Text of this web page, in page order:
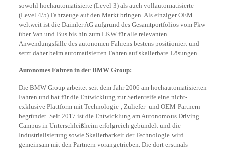
sowohl hochautomatisierte (Level 3) als auch vollautomatisierte
(Level 4/5) Fahrzeuge auf den Markt bringen. Als einziger OEM
weltweit ist die Daimler AG aufgrund des Gesamtportfolios vom Pkw
über Van und Bus bis hin zum LKW für alle relevanten
Anwendungsfälle des autonomen Fahrens bestens positioniert und
setzt daher beim automatisierten Fahren auf skalierbare Lösungen.
Autonomes Fahren in der BMW Group:
Die BMW Group arbeitet seit dem Jahr 2006 am hochautomatisierten
Fahren und hat für die Entwicklung zur Serienreife eine nicht-
exklusive Plattform mit Technologie-, Zuliefer- und OEM-Partnern
begründet. Seit 2017 ist die Entwicklung am Autonomous Driving
Campus in Unterschleißheim erfolgreich gebündelt und die
Industrialisierung sowie Skalierbarkeit der Technologie wird
gemeinsam mit den Partnern vorangetrieben. Die dort erstmals